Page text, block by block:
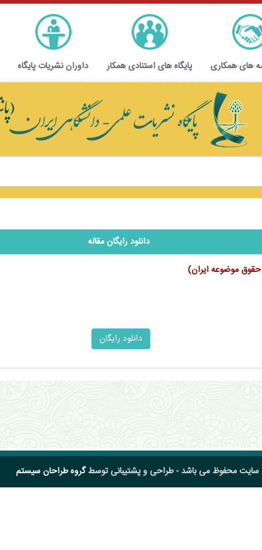
های همکاری پایگاه های استنادی همکار داوران نشریات پایگاه
دانلود رایگان مقاله
موضوعه ایران)
سایت محفوظ می باشد - طراحی و پشتیبانی توسطگروه طراحان سیستم